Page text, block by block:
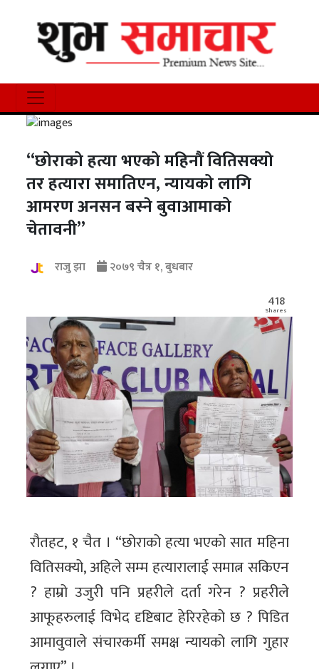
“छोराको हत्या भएको महिनौं वितिसक्यो
तर हत्यारा समातिएन, न्यायको लागि
आमरण अनसन बस्ने बुवाआमाको
चेतावनी”
राजु झा
२०७९ चैत्र १, बुधबार
418
Shares
रौतहट, १ चैत । “छोराको हत्या भएको सात महिना
वितिसक्यो, अहिले सम्म हत्यारालाई समात्न सकिएन
? हाम्रो उजुरी पनि प्रहरीले दर्ता गरेन ? प्रहरीले
आफूहरुलाई विभेद दृष्टिबाट हेरिरहेको छ ? पिडित
आमावुवाले संचारकर्मी समक्ष न्यायको लागि गुहार